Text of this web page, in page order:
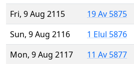
Fri, 9 Aug 2115
19 Av 5875
Sun, 9 Aug 2116
1 Elul 5876
Mon, 9 Aug 2117
11 Av 5877